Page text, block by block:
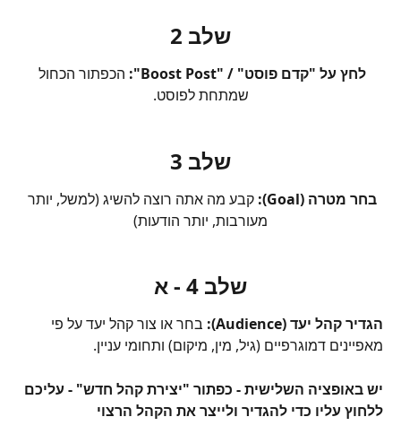
שלב 2
לחץ על "קדם פוסט" / "Boost Post":
הכפתור הכחול
שמתחת לפוסט.
שלב 3
בחר מטרה (Goal):
קבע מה אתה רוצה להשיג (למשל, יותר
מעורבות, יותר הודעות)
שלב 4 - א
הגדיר קהל יעד (Audience):
בחר או צור קהל יעד על פי
מאפיינים דמוגרפיים (גיל, מין, מיקום) ותחומי עניין.
יש באופציה השלישית - כפתור "יצירת קהל חדש" - עליכם
ללחוץ עליו כדי להגדיר ולייצר את הקהל הרצוי